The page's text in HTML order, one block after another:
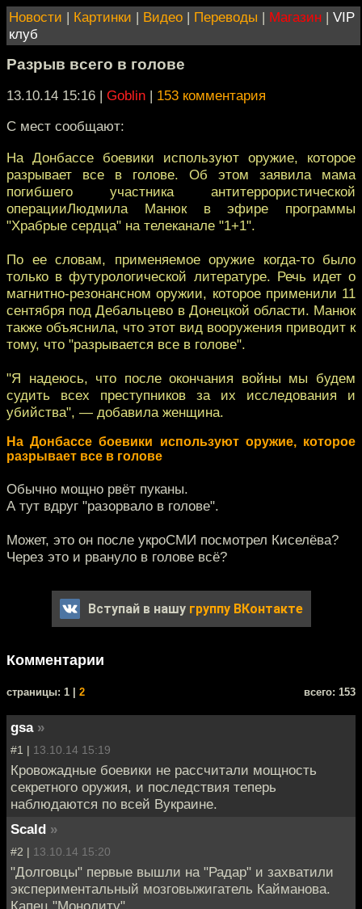
Новости | Картинки | Видео | Переводы | Магазин | VIP
клуб
Разрыв всего в голове
13.10.14 15:16 | Goblin | 153 комментария
С мест сообщают:
На Донбассе боевики используют оружие, которое
разрывает все в голове. Об этом заявила мама
погибшего участника антитеррористической
операцииЛюдмила Манюк в эфире программы
"Храбрые сердца" на телеканале "1+1".
По ее словам, применяемое оружие когда-то было
только в футурологической литературе. Речь идет о
магнитно-резонансном оружии, которое применили 11
сентября под Дебальцево в Донецкой области. Манюк
также объяснила, что этот вид вооружения приводит к
тому, что "разрывается все в голове".
"Я надеюсь, что после окончания войны мы будем
судить всех преступников за их исследования и
убийства", — добавила женщина.
На Донбассе боевики используют оружие, которое
разрывает все в голове
Обычно мощно рвёт пуканы.
А тут вдруг "разорвало в голове".
Может, это он после укроСМИ посмотрел Киселёва?
Через это и рвануло в голове всё?
Вступай в нашу группу ВКонтакте
Комментарии
cтраницы: 1 | 2 всего: 153
gsa »
#1 | 13.10.14 15:19
Кровожадные боевики не рассчитали мощность
секретного оружия, и последствия теперь
наблюдаются по всей Вукраине.
Scald »
#2 | 13.10.14 15:20
"Долговцы" первые вышли на "Радар" и захватили
экспериментальный мозговыжигатель Кайманова.